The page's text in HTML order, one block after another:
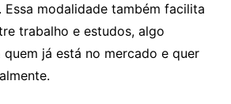
Essa modalidade também facilita
trabalho e estudos, algo
já está no mercado e quer